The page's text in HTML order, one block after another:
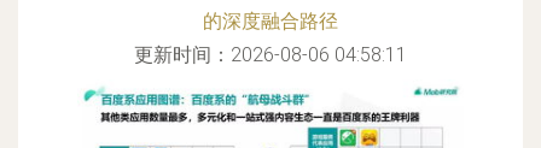
的深度融合路径
更新时间：2026-08-06 04:58:11